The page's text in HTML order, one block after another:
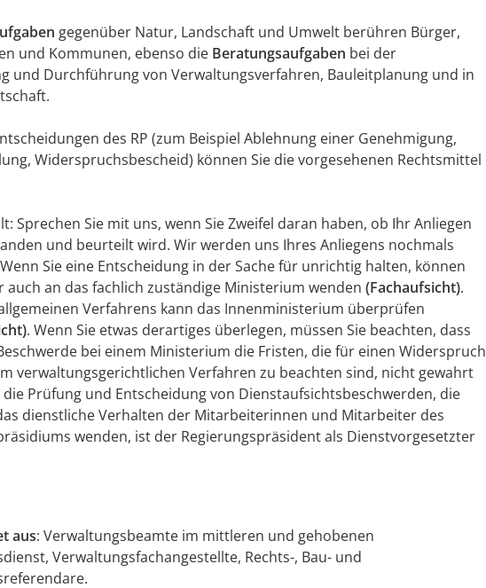
gegenüber Natur, Landschaft und Umwelt berühren Bürger,
und Kommunen, ebenso die Beratungsaufgaben bei der
und Durchführung von Verwaltungsverfahren, Bauleitplanung und in
des RP (zum Beispiel Ablehnung einer Genehmigung,
Widerspruchsbescheid) können Sie die vorgesehenen Rechtsmittel
Sprechen Sie mit uns, wenn Sie Zweifel daran haben, ob Ihr Anliegen
und beurteilt wird. Wir werden uns Ihres Anliegens nochmals
Sie eine Entscheidung in der Sache für unrichtig halten, können
auch an das fachlich zuständige Ministerium wenden (Fachaufsicht).
Verfahrens kann das Innenministerium überprüfen
. Wenn Sie etwas derartiges überlegen, müssen Sie beachten, dass
bei einem Ministerium die Fristen, die für einen Widerspruch
verwaltungsgerichtlichen Verfahren zu beachten sind, nicht gewahrt
Prüfung und Entscheidung von Dienstaufsichtsbeschwerden, die
dienstliche Verhalten der Mitarbeiterinnen und Mitarbeiter des
wenden, ist der Regierungspräsident als Dienstvorgesetzter
aus: Verwaltungsbeamte im mittleren und gehobenen
Verwaltungsfachangestellte, Rechts-, Bau- und